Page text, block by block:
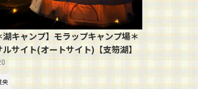
湖キャンプ】モラップキャンプ場＊
サイト(オートサイト)【支笏湖】
央